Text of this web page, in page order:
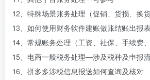
12、特殊场景账务处理（促销、货损、换货
13、如何使用财务软件建账做账结账出报表
14、常规账务处理（工资、社保、手续费
15、电商一般税务处理—涉及税种及申报
16、拼多多涉税信息报送如何查询及核对